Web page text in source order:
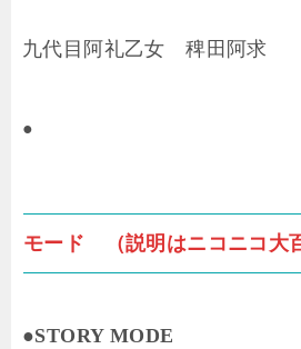
九代目阿礼乙女 稗田阿求
●
モード （説明はニコニコ大
●STORY MODE